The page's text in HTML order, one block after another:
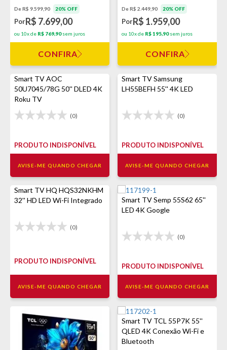
De R$ 9.599,90 20% OFF
PorR$ 7.699,00
ou 10x de R$ 769,90sem juros
CONFIRA
De R$ 2.449,90 20% OFF
PorR$ 1.959,00
ou 10x de R$ 195,90sem juros
CONFIRA
Smart TV AOC
50U7045/78G 50'' DLED 4K
Roku TV
(0)
PRODUTO INDISPONÍVEL
AVISE-ME QUANDO CHEGAR
Smart TV Samsung
LH55BEFH 55'' 4K LED
(0)
PRODUTO INDISPONÍVEL
AVISE-ME QUANDO CHEGAR
Smart TV HQ HQS32NKHM
32'' HD LED Wi-Fi Integrado
(0)
PRODUTO INDISPONÍVEL
AVISE-ME QUANDO CHEGAR
Smart TV Semp 55S62 65''
LED 4K Google
(0)
PRODUTO INDISPONÍVEL
AVISE-ME QUANDO CHEGAR
Smart TV TCL 55P7K 55''
QLED 4K Conexão Wi-Fi e
Bluetooth